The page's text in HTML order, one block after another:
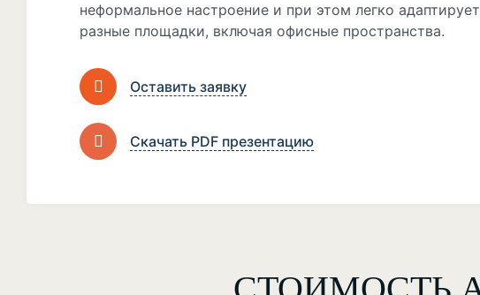
неформальное настроение и при этом легко
разные площадки, включая офисные пространства.
Оставить заявку
Скачать PDF презентацию